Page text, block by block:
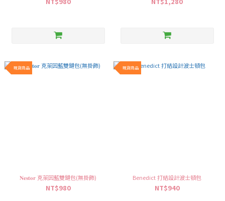
現貨商品
𝐍𝐞𝐬𝐭𝐨𝐫 克萊因藍雙鏈包(無掛飾)
NT$980
現貨商品
Benedict 打結設計波士頓包
NT$940